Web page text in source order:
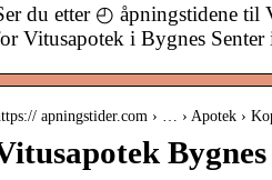
du etter ◴ åpningstidene til
Vitusapotek i Bygnes
apningstider.com › … › Apotek ›